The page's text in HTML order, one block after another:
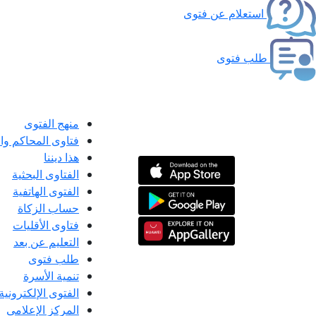
استعلام عن فتوى
طلب فتوى
منهج الفتوى
فتاوى المحاكم
هذا ديننا
الفتاوى البحثية
الفتوى الهاتفية
حساب الزكاة
فتاوى الأقليات
التعليم عن بعد
طلب فتوى
تنمية الأسرة
الفتوى الإلكترونية
المركز الإعلامى